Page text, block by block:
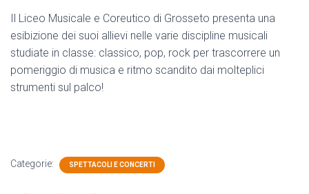
Il Liceo Musicale e Coreutico di Grosseto presenta una
esibizione dei suoi allievi nelle varie discipline musicali
studiate in classe: classico, pop, rock per trascorrere un
pomeriggio di musica e ritmo scandito dai molteplici
strumenti sul palco!
Categorie: SPETTACOLI E CONCERTI